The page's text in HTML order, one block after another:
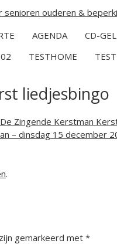
AGENDA CD-
TESTHOME
liedjesbingo
Zingende Kerstman
– dinsdag 15 december
.
gemarkeerd met*